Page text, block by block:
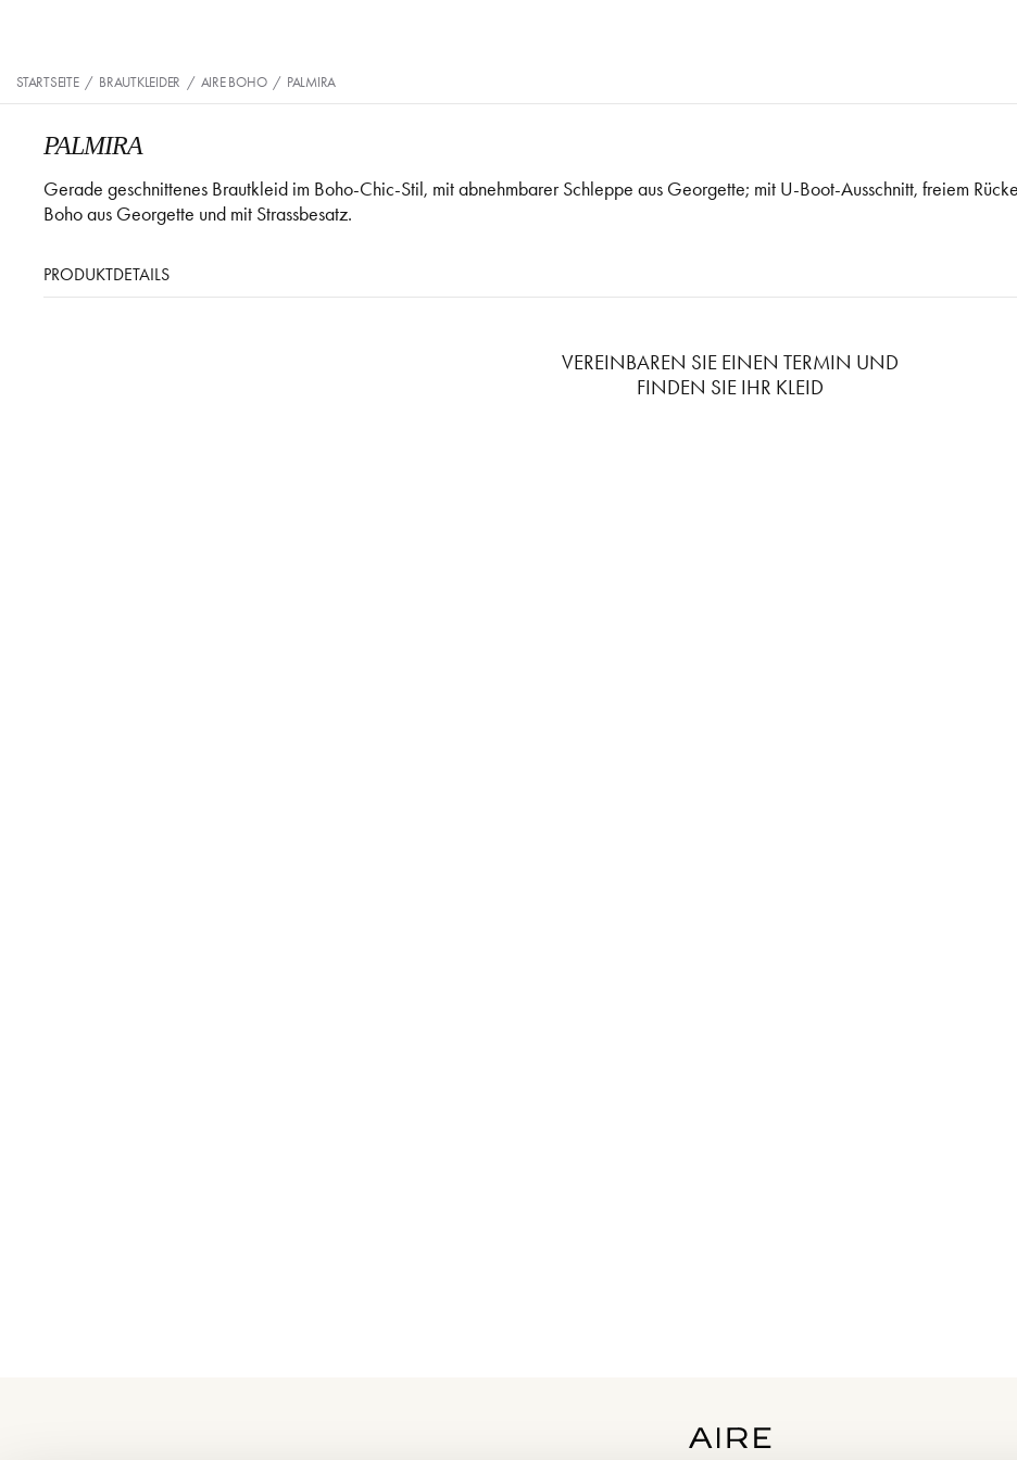
STARTSEITE / BRAUTKLEIDER / AIRE BOHO / PALMIRA
PALMIRA
Gerade geschnittenes Brautkleid im Boho-Chic-Stil, mit abnehmbarer Schleppe aus Georgette; mit U-Boot-Ausschnitt, freiem
Boho aus Georgette und mit Strassbesatz.
PRODUKTDETAILS
VEREINBAREN SIE EINEN TERMIN UND
FINDEN SIE IHR KLEID